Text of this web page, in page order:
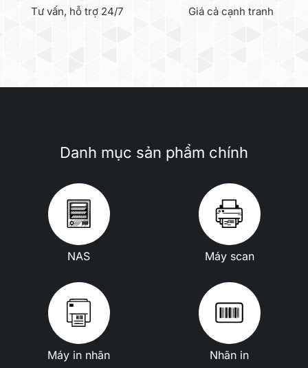
Tư vấn, hỗ trợ 24/7 Giá cả cạnh tranh
Danh mục sản phẩm chính
NAS Máy scan
Máy in nhãn Nhãn in